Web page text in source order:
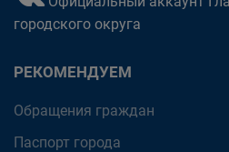
городского округа
РЕКОМЕНДУЕМ
Обращения граждан
Паспорт города